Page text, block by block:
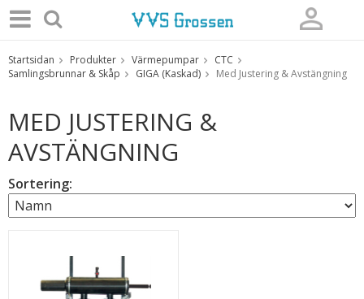
Produkten har blivit tillagd i varukorgen
Startsidan Produkter Värmepumpar
CTC
Samlingsbrunnar & Skåp
GIGA (Kaskad) Med Justering & Avstängning
MED JUSTERING &
AVSTÄNGNING
Sortering: